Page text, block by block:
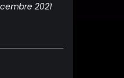
2021